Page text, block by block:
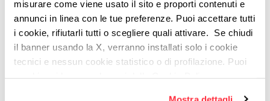
misurare come viene usato il sito e proporti contenuti e
annunci in linea con le tue preferenze. Puoi accettare tutti
i cookie, rifiutarli tutti o scegliere quali attivare. Se chiudi
il banner usando la X, verranno installati solo i cookie
tecnici e nessun cookie statistico o di profilazione. Puoi
5. Come funziona nello
specifico il Foundation Sprint?